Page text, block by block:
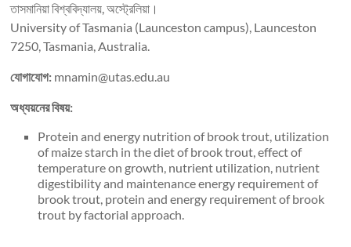
তাসমানিয়া বিশ্ববিদ্যালয়, অস্ট্রেলিয়া।
University of Tasmania (Launceston campus), Launceston
7250, Tasmania, Australia.
যোগাযোগ: mnamin@utas.edu.au
অধ্যয়নের বিষয়:
Protein and energy nutrition of brook trout, utilization
of maize starch in the diet of brook trout, effect of
temperature on growth, nutrient utilization, nutrient
digestibility and maintenance energy requirement of
brook trout, protein and energy requirement of brook
trout by factorial approach.